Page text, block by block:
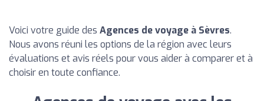
Voici votre guide des Agences de voyage à Sèvres.
Nous avons réuni les options de la région avec leurs
évaluations et avis réels pour vous aider à comparer et à
choisir en toute confiance.